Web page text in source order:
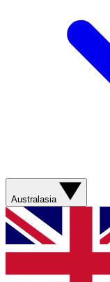
Australasia